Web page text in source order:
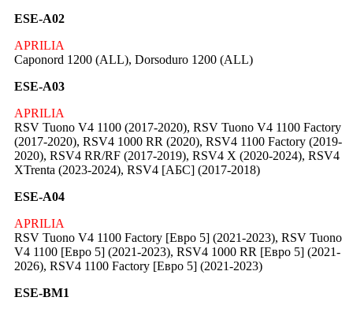
ESE-A02
APRILIA
Caponord 1200 (ALL), Dorsoduro 1200 (ALL)
ESE-A03
APRILIA
RSV Tuono V4 1100 (2017-2020), RSV Tuono V4 1100 Factory
(2017-2020), RSV4 1000 RR (2020), RSV4 1100 Factory (2019-
2020), RSV4 RR/RF (2017-2019), RSV4 X (2020-2024), RSV4
XTrenta (2023-2024), RSV4 [АБС] (2017-2018)
ESE-A04
APRILIA
RSV Tuono V4 1100 Factory [Евро 5] (2021-2023), RSV Tuono
V4 1100 [Евро 5] (2021-2023), RSV4 1000 RR [Евро 5] (2021-
2026), RSV4 1100 Factory [Евро 5] (2021-2023)
ESE-BM1